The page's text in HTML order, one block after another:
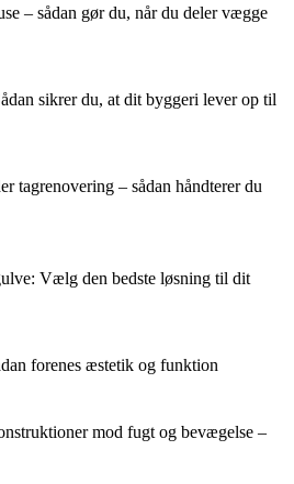
– sådan gør du, når du deler vægge
sikrer du, at dit byggeri lever op til
tagrenovering – sådan håndterer du
Vælg den bedste løsning til dit
forenes æstetik og funktion
mod fugt og bevægelse –